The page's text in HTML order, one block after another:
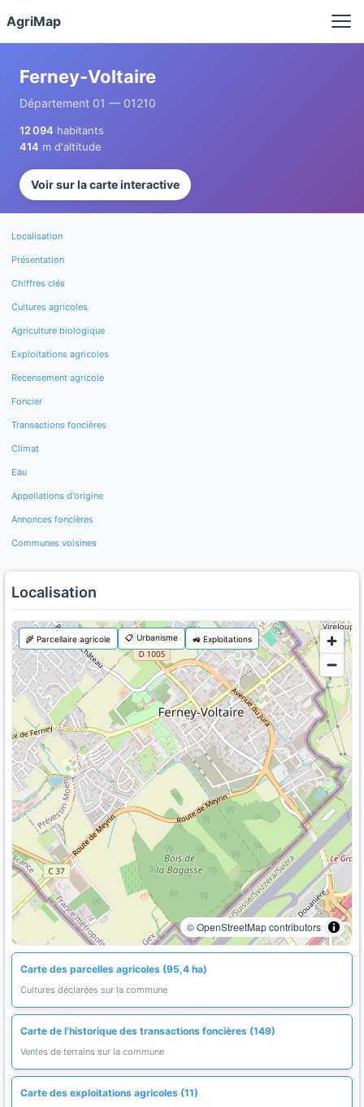
AgriMap
Ferney-Voltaire
Département 01 — 01210
12 094 habitants
414 m d'altitude
Voir sur la carte interactive
Localisation
Présentation
Chiffres clés
Cultures agricoles
Agriculture biologique
Exploitations agricoles
Recensement agricole
Foncier
Transactions foncières
Climat
Eau
Appellations d'origine
Annonces foncières
Communes voisines
Localisation
© OpenStreetMap contributors
🌾 Parcellaire agricole 📋 Urbanisme 🚜 Exploitations
Carte des parcelles agricoles (95,4 ha)
Cultures déclarées sur la commune
Carte de l'historique des transactions foncières (149)
Ventes de terrains sur la commune
Carte des exploitations agricoles (11)